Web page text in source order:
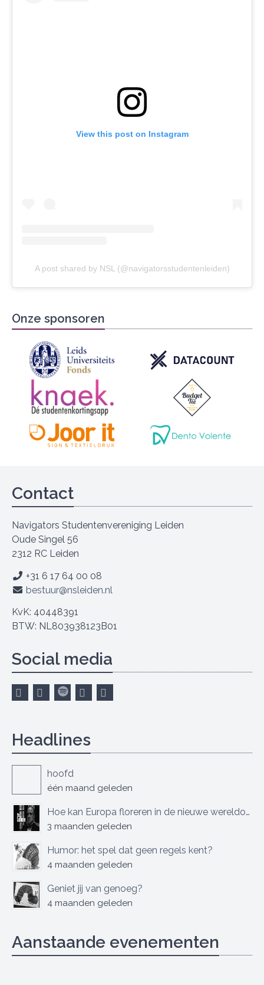
View this post on Instagram
A post shared by NSL (@navigatorsstudentenleiden)
Onze sponsoren
Contact
Navigators Studentenvereniging Leiden
Oude Singel 56
2312 RC Leiden
+31 6 17 64 00 08
bestuur@nsleiden.nl
KvK: 40448391
BTW: NL803938123B01
Social media
Headlines
hoofd
één maand geleden
Hoe kan Europa floreren in de nieuwe wereldorde?
3 maanden geleden
Humor: het spel dat geen regels kent?
4 maanden geleden
Geniet jij van genoeg?
4 maanden geleden
Aanstaande evenementen